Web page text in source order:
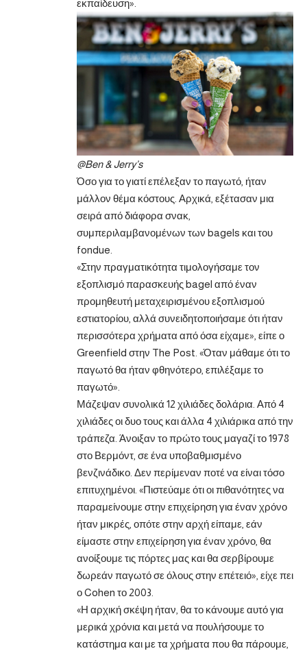
εκπαίδευση».
@Ben & Jerry’s
Όσο για το γιατί επέλεξαν το παγωτό, ήταν
μάλλον θέμα κόστους. Αρχικά, εξέτασαν μια
σειρά από διάφορα σνακ,
συμπεριλαμβανομένων των bagels και του
fondue.
«Στην πραγματικότητα τιμολογήσαμε τον
εξοπλισμό παρασκευής bagel από έναν
προμηθευτή μεταχειρισμένου εξοπλισμού
εστιατορίου, αλλά συνειδητοποιήσαμε ότι ήταν
περισσότερα χρήματα από όσα είχαμε», είπε ο
Greenfield στην The Post. «Όταν μάθαμε ότι το
παγωτό θα ήταν φθηνότερο, επιλέξαμε το
παγωτό».
Μάζεψαν συνολικά 12 χιλιάδες δολάρια. Από 4
χιλιάδες οι δυο τους και άλλα 4 χιλιάρικα από την
τράπεζα. Άνοιξαν το πρώτο τους μαγαζί το 1978
στο Βερμόντ, σε ένα υποβαθμισμένο
βενζινάδικο. Δεν περίμεναν ποτέ να είναι τόσο
επιτυχημένοι. «Πιστεύαμε ότι οι πιθανότητες να
παραμείνουμε στην επιχείρηση για έναν χρόνο
ήταν μικρές, οπότε στην αρχή είπαμε, εάν
είμαστε στην επιχείρηση για έναν χρόνο, θα
ανοίξουμε τις πόρτες μας και θα σερβίρουμε
δωρεάν παγωτό σε όλους στην επέτειό», είχε πει
ο Cohen το 2003.
«Η αρχική σκέψη ήταν, θα το κάνουμε αυτό για
μερικά χρόνια και μετά να πουλήσουμε το
κατάστημα και με τα χρήματα που θα πάρουμε,